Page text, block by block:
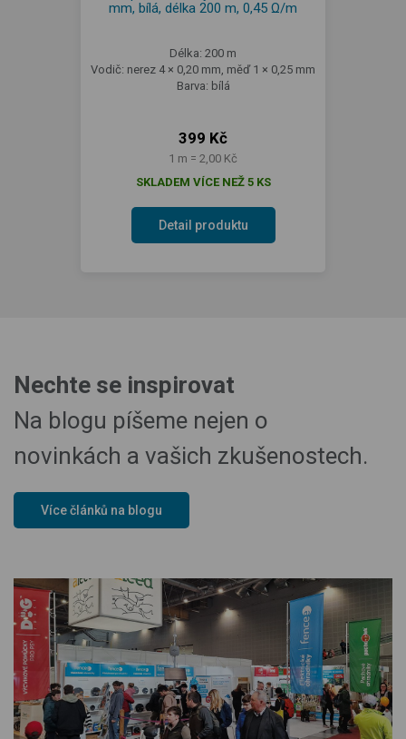
mm, bílá, délka 200 m, 0,45 Ω/m
Délka: 200 m
Vodič: nerez 4 × 0,20 mm, měď 1 × 0,25 mm
Barva: bílá
399 Kč
1 m = 2,00 Kč
SKLADEM VÍCE NEŽ 5 KS
Detail produktu
Nechte se inspirovat
Na blogu píšeme nejen o
novinkách a vašich zkušenostech.
Více článků na blogu